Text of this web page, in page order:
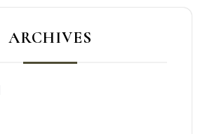
ARCHIVES